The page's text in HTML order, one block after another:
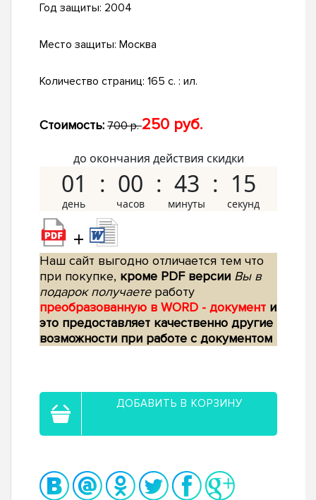
Год защиты: 2004
Место защиты: Москва
Количество страниц: 165 с. : ил.
Стоимость: 700 р.250 руб.
до окончания действия скидки
01 00 43 14
+
Наш сайт выгодно отличается тем что
при покупке, кроме PDF версии Вы в
подарок получаетеработу
преобразованную в WORD - документ и
это предоставляет качественно другие
возможности при работе с документом
ДОБАВИТЬ В КОРЗИНУ